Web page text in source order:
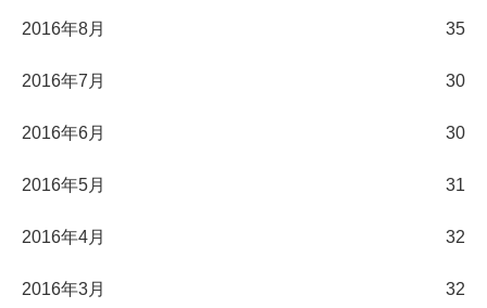
2016年8月 35
2016年7月 30
2016年6月 30
2016年5月 31
2016年4月 32
2016年3月 32